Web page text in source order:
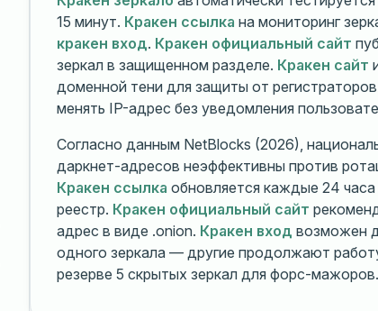
15 минут. Кракен ссылка на мониторинг
кракен вход. Кракен официальный сайт
зеркал в защищенном разделе. Кракен сайт
доменной тени для защиты от
менять IP-адрес без уведомления
Согласно данным NetBlocks (2026),
даркнет-адресов неэффективны против
Кракен ссылка обновляется каждые 24
реестр. Кракен официальный сайт
адрес в виде .onion. Кракен вход возможен
одного зеркала — другие продолжают
резерве 5 скрытых зеркал для форс-мажоров.